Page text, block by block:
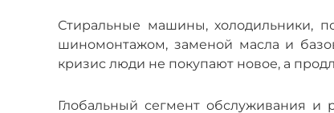
Стиральные машины, холодильники,
шиномонтажом, заменой масла и
кризис люди не покупают новое, а
Глобальный сегмент обслуживания и